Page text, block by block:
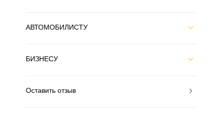
АВТОМОБИЛИСТУ
БИЗНЕСУ
Оставить отзыв